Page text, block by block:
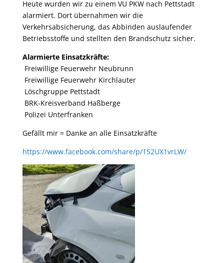
Heute wurden wir zu einem VU PKW nach Pettstadt
alarmiert. Dort übernahmen wir die
Verkehrsabsicherung, das Abbinden auslaufender
Betriebsstoffe und stellten den Brandschutz sicher.
Alarmierte Einsatzkräfte:
Freiwillige Feuerwehr Neubrunn
Freiwillige Feuerwehr Kirchlauter
Löschgruppe Pettstadt
BRK-Kreisverband Haßberge
Polizei Unterfranken
Gefällt mir = Danke an alle Einsatzkräfte
https://www.facebook.com/share/p/1S2UX1vrLW/